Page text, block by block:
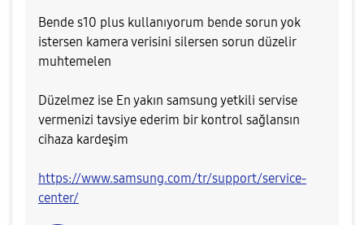
Bende s10 plus kullanıyorum bende sorun yok
istersen kamera verisini silersen sorun düzelir
muhtemelen
Düzelmez ise En yakın samsung yetkili servise
vermenizi tavsiye ederim bir kontrol sağlansın
cihaza kardeşim
https://www.samsung.com/tr/support/service-
center/